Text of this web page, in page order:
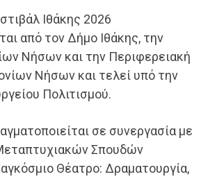
Ιθάκης 2026
από τον Δήμο Ιθάκης, την
Νήσων και την Περιφερειακή
Νήσων και τελεί υπό την
Πολιτισμού.
σε συνεργασία με
Σπουδών
Θέατρο: Δραματουργία,